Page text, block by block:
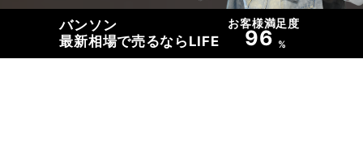
バンソン
最新相場で売るならLIFE
お客様満足度
96 %